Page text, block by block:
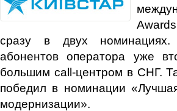
сразу в двух номинациях.
абонентов оператора уже
большим сall-центром в СНГ.
победил в номинации
модернизации».